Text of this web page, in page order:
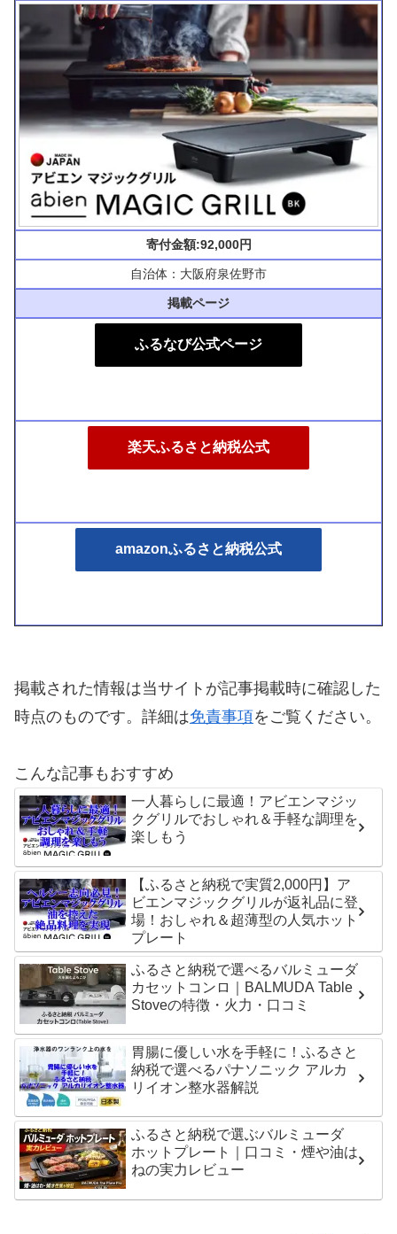
寄付金額:92,000円
自治体：大阪府泉佐野市
掲載ページ
ふるなび公式ページ
楽天ふるさと納税公式
amazonふるさと納税公式
掲載された情報は当サイトが記事掲載時に確認した
時点のものです。詳細は免責事項をご覧ください。
こんな記事もおすすめ
一人暮らしに最適！アビエンマジッ
クグリルでおしゃれ＆手軽な調理を
楽しもう
【ふるさと納税で実質2,000円】ア
ビエンマジックグリルが返礼品に登
場！おしゃれ＆超薄型の人気ホット
プレート
ふるさと納税で選べるバルミューダ
カセットコンロ｜BALMUDA Table
Stoveの特徴・火力・口コミ
胃腸に優しい水を手軽に！ふるさと
納税で選べるパナソニック アルカ
リイオン整水器解説
ふるさと納税で選ぶバルミューダ
ホットプレート｜口コミ・煙や油は
ねの実力レビュー